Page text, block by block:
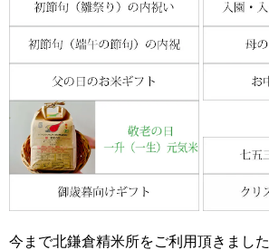
今まで北鎌倉精米所をご利用頂きました